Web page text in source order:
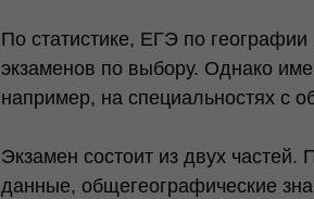
По статистике, ЕГЭ по
экзаменов по выбору. Однако
например, на специальностях с
Экзамен состоит из двух
данные, общегеографические